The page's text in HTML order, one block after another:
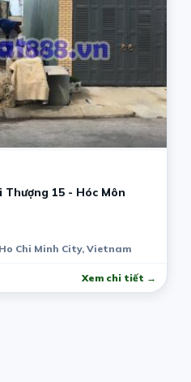
15 - Hóc Môn
Chi Minh City, Vietnam
Xem chi tiết →